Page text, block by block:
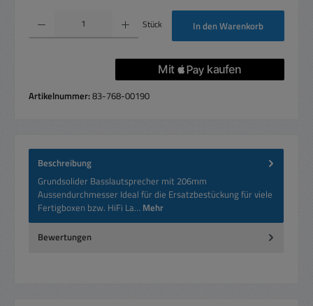
Produkt Anzahl: Gib den gewünschten Wert ein oder benutze die Schaltflächen um
Stück In den Warenkorb
Artikelnummer:83-768-00190
Beschreibung
Grundsolider Basslautsprecher mit 206mm
Aussendurchmesser Ideal für die Ersatzbestückung für viele
Fertigboxen bzw. HiFi La… Mehr
Bewertungen